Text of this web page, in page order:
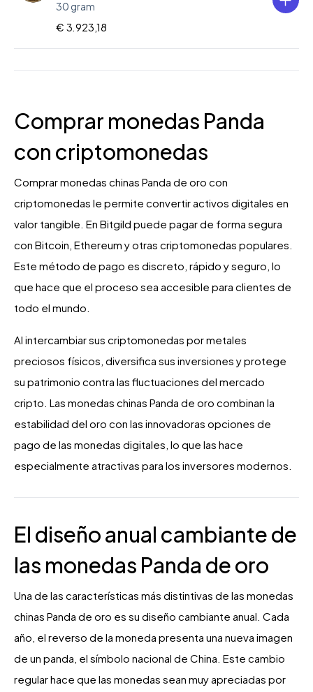
30 gram
€ 3.923,18
Comprar monedas Panda
con criptomonedas
Comprar monedas chinas Panda de oro con
criptomonedas le permite convertir activos digitales en
valor tangible. En Bitgild puede pagar de forma segura
con Bitcoin, Ethereum y otras criptomonedas populares.
Este método de pago es discreto, rápido y seguro, lo
que hace que el proceso sea accesible para clientes de
todo el mundo.
Al intercambiar sus criptomonedas por metales
preciosos físicos, diversifica sus inversiones y protege
su patrimonio contra las fluctuaciones del mercado
cripto. Las monedas chinas Panda de oro combinan la
estabilidad del oro con las innovadoras opciones de
pago de las monedas digitales, lo que las hace
especialmente atractivas para los inversores modernos.
El diseño anual cambiante de
las monedas Panda de oro
Una de las características más distintivas de las monedas
chinas Panda de oro es su diseño cambiante anual. Cada
año, el reverso de la moneda presenta una nueva imagen
de un panda, el símbolo nacional de China. Este cambio
regular hace que las monedas sean muy apreciadas por